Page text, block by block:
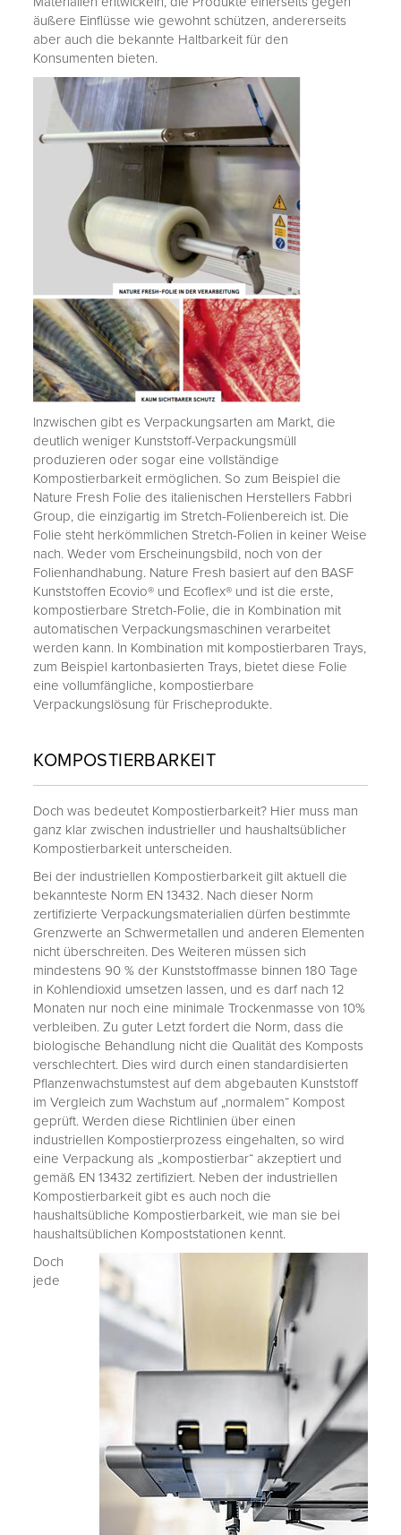
äußere Einflüsse wie gewohnt schützen, andererseits
aber auch die bekannte Haltbarkeit für den
Konsumenten bieten.
Inzwischen gibt es Verpackungsarten am Markt, die
deutlich weniger Kunststoff-Verpackungsmüll
produzieren oder sogar eine vollständige
Kompostierbarkeit ermöglichen. So zum Beispiel die
Nature Fresh Folie des italienischen Herstellers Fabbri
Group, die einzigartig im Stretch-Folienbereich ist. Die
Folie steht herkömmlichen Stretch-Folien in keiner Weise
nach. Weder vom Erscheinungsbild, noch von der
Folienhandhabung. Nature Fresh basiert auf den BASF
Kunststoffen Ecovio® und Ecoflex® und ist die erste,
kompostierbare Stretch-Folie, die in Kombination mit
automatischen Verpackungsmaschinen verarbeitet
werden kann. In Kombination mit kompostierbaren Trays,
zum Beispiel kartonbasierten Trays, bietet diese Folie
eine vollumfängliche, kompostierbare
Verpackungslösung für Frischeprodukte.
KOMPOSTIERBARKEIT
Doch was bedeutet Kompostierbarkeit? Hier muss man
ganz klar zwischen industrieller und haushaltsüblicher
Kompostierbarkeit unterscheiden.
Bei der industriellen Kompostierbarkeit gilt aktuell die
bekannteste Norm EN 13432. Nach dieser Norm
zertifizierte Verpackungsmaterialien dürfen bestimmte
Grenzwerte an Schwermetallen und anderen Elementen
nicht überschreiten. Des Weiteren müssen sich
mindestens 90 % der Kunststoffmasse binnen 180 Tage
in Kohlendioxid umsetzen lassen, und es darf nach 12
Monaten nur noch eine minimale Trockenmasse von 10%
verbleiben. Zu guter Letzt fordert die Norm, dass die
biologische Behandlung nicht die Qualität des Komposts
verschlechtert. Dies wird durch einen standardisierten
Pflanzenwachstumstest auf dem abgebauten Kunststoff
im Vergleich zum Wachstum auf „normalem“ Kompost
geprüft. Werden diese Richtlinien über einen
industriellen Kompostierprozess eingehalten, so wird
eine Verpackung als „kompostierbar“ akzeptiert und
gemäß EN 13432 zertifiziert. Neben der industriellen
Kompostierbarkeit gibt es auch noch die
haushaltsübliche Kompostierbarkeit, wie man sie bei
haushaltsüblichen Kompoststationen kennt.
Doch
jede